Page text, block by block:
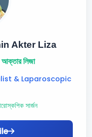
Akter Liza
আক্তার লিজা
& Laparoscopic
সার্জন